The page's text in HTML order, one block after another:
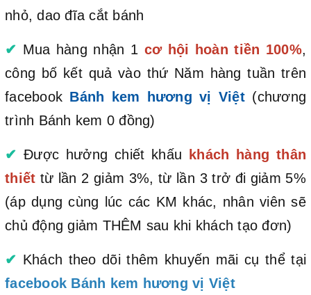
nhỏ, dao đĩa cắt bánh
✔ Mua hàng nhận 1 cơ hội hoàn tiền 100%,
công bố kết quả vào thứ Năm hàng tuần trên
facebook Bánh kem hương vị Việt(chương
trình Bánh kem 0 đồng)
✔ Được hưởng chiết khấu khách hàng thân
thiết từ lần 2 giảm 3%, từ lần 3 trở đi giảm 5%
(áp dụng cùng lúc các KM khác, nhân viên sẽ
chủ động giảm THÊM sau khi khách tạo đơn)
✔ Khách theo dõi thêm khuyến mãi cụ thể tại
facebook Bánh kem hương vị Việt